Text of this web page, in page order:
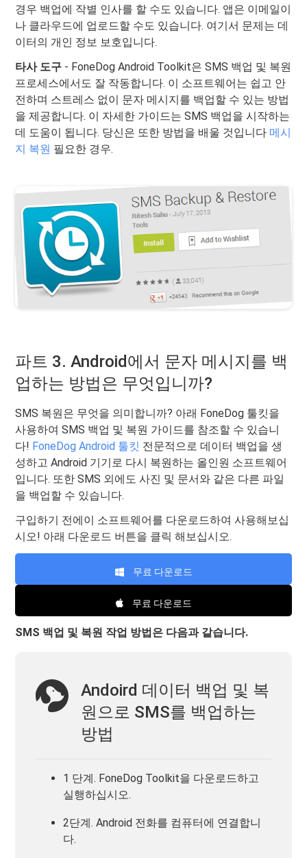
경우 백업에 작별 인사를 할 수도 있습니다. 앱은 이메일이
나 클라우드에 업로드할 수도 있습니다. 여기서 문제는 데
이터의 개인 정보 보호입니다.
타사 도구 - FoneDog Android Toolkit은 SMS 백업 및 복원
프로세스에서도 잘 작동합니다. 이 소프트웨어는 쉽고 안
전하며 스트레스 없이 문자 메시지를 백업할 수 있는 방법
을 제공합니다. 이 자세한 가이드는 SMS 백업을 시작하는
데 도움이 됩니다. 당신은 또한 방법을 배울 것입니다 메시
지 복원 필요한 경우.
파트 3. Android에서 문자 메시지를 백
업하는 방법은 무엇입니까?
SMS 복원은 무엇을 의미합니까? 아래 FoneDog 툴킷을
사용하여 SMS 백업 및 복원 가이드를 참조할 수 있습니
다! FoneDog Android 툴킷 전문적으로 데이터 백업을 생
성하고 Android 기기로 다시 복원하는 올인원 소프트웨어
입니다. 또한 SMS 외에도 사진 및 문서와 같은 다른 파일
을 백업할 수 있습니다.
구입하기 전에이 소프트웨어를 다운로드하여 사용해보십
시오! 아래 다운로드 버튼을 클릭 해보십시오.
무료 다운로드
무료 다운로드
SMS 백업 및 복원 작업 방법은 다음과 같습니다.
Andoird 데이터 백업 및 복
원으로 SMS를 백업하는
방법
1 단계. FoneDog Toolkit을 다운로드하고
실행하십시오.
2단계. Android 전화를 컴퓨터에 연결합니
다.